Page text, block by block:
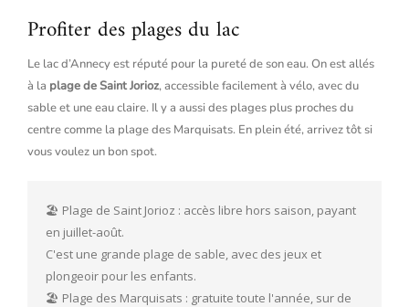
Profiter des plages du lac
Le lac d’Annecy est réputé pour la pureté de son eau. On est allés
à la plage de Saint Jorioz, accessible facilement à vélo, avec du
sable et une eau claire. Il y a aussi des plages plus proches du
centre comme la plage des Marquisats. En plein été, arrivez tôt si
vous voulez un bon spot.
🏖️ Plage de Saint Jorioz : accès libre hors saison, payant
en juillet-août.
C'est une grande plage de sable, avec des jeux et
plongeoir pour les enfants.
🏖️ Plage des Marquisats : gratuite toute l'année, sur de